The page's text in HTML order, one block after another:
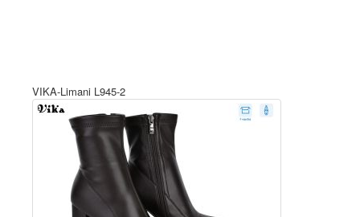
VIKA-Limani L945-2